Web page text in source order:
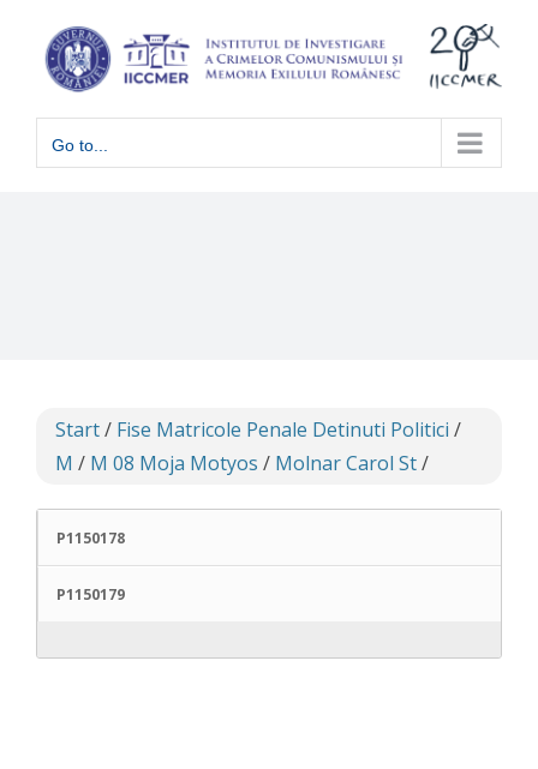
content
Go to...
Start/ Fise Matricole Penale Detinuti Politici /
M / M 08 Moja Motyos / Molnar Carol St/
P1150178
P1150179